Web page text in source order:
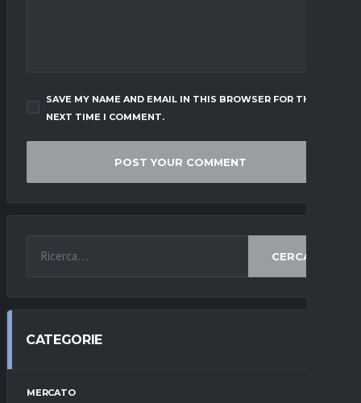
SAVE MY NAME AND EMAIL IN THIS BROWSER FOR THE
NEXT TIME I COMMENT.
CERCA
CATEGORIE
MERCATO